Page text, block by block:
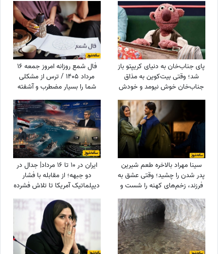
پای جناب‌خان به دنیای کریپتو باز
شد؛ وقتی بیت‌کوین به مذاق
جناب‌خان خوش نیومد و خودش
دست‌ به‌ کار شد😆+ویدیو
فال شمع روزانه امروز جمعه 16
مرداد 1405 / ترس از مشکلی
شما را بسیار مضطرب و آشفته
می‌کند، اما شما
سینا مهراد بالاخره طعم شیرین
پدر شدن را چشید؛ وقتی عشق به
فرزند، زخم‌های کهنه را شست و
در نهایت همان چیزی نصیبش
شد که مردها از زندگی
می‌خواهند!
ایران در 10 تا 16 مرداد| جدال در
دو جبهه؛ از مقابله با فشار
دیپلماتیک آمریکا تا تلاش فشرده
دولت برای حل ناترازی برق